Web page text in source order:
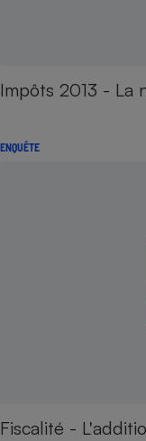
Impôts 2013 - La
ENQUÊTE
Fiscalité -